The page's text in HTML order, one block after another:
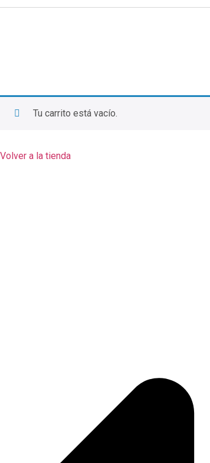
Tu carrito está vacío.
Volver a la tienda